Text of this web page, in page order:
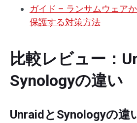
ガイド – ランサムウェア
保護する対策方法
比較レビュー：
Synologyの違い
UnraidとSynologyの違